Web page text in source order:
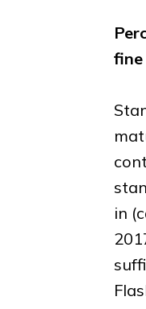
fine
in